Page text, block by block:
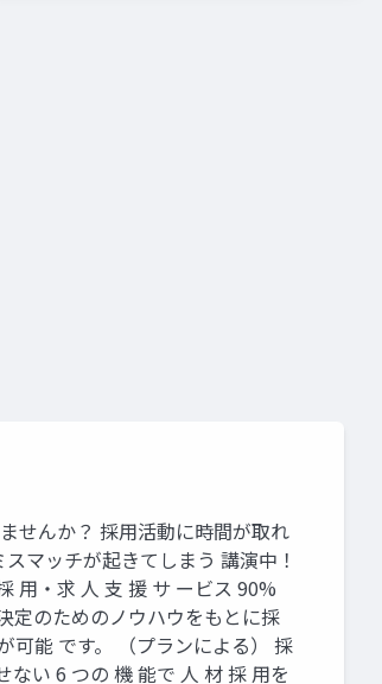
せんか？ 採用活動に時間が取れ
マッチが起きてしまう 講演中！
用・求 人 支 援 サ ービス 90%
定のためのノウハウをもとに採
可能 です。 （プランによる） 採
い 6 つの 機 能で 人 材 採 用を